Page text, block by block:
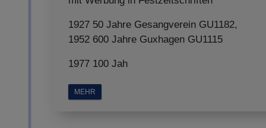
1927 50 Jahre Gesangverein GU1182,
1952 600 Jahre Guxhagen GU1115
1977 100 Jah
MEHR